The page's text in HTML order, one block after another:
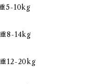
5-10kg
8-14kg
12-20kg